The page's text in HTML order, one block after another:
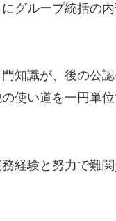
グループ統括の
知識が、後の公
使い道を一円単
経験と努力で難